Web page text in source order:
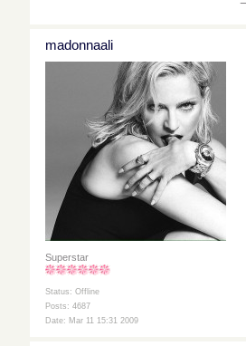
madonnaali
Superstar
Status: Offline
Posts: 4687
Date: Mar 11 15:31 2009